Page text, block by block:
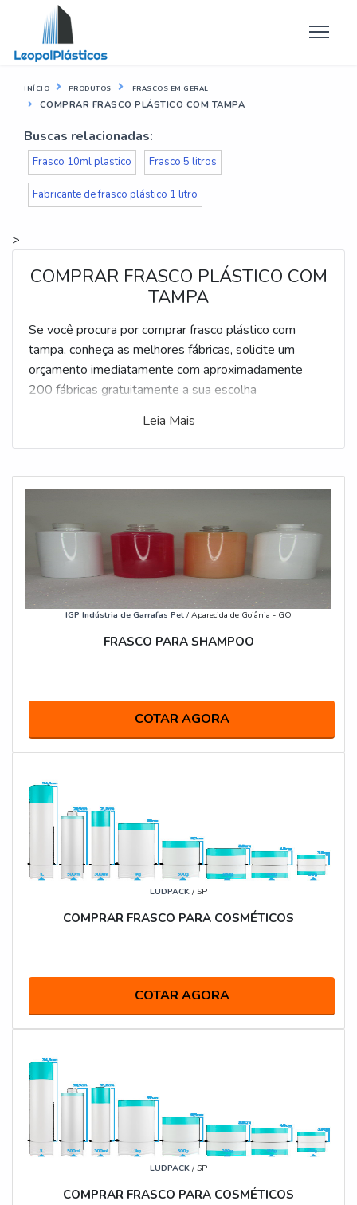
INÍCIO PRODUTOS FRASCOS EM GERAL
COMPRAR FRASCO PLÁSTICO COM TAMPA
Buscas relacionadas:
Frasco 10ml plastico Frasco 5 litros
Fabricante de frasco plástico 1 litro
>
COMPRAR FRASCO PLÁSTICO COM
TAMPA
Se você procura por comprar frasco plástico com
tampa, conheça as melhores fábricas, solicite um
orçamento imediatamente com aproximadamente
200 fábricas gratuitamente a sua escolha
Leia Mais
IGP Indústria de Garrafas Pet / Aparecida de Goiânia - GO
FRASCO PARA SHAMPOO
COTAR AGORA
LUDPACK / SP
COMPRAR FRASCO PARA COSMÉTICOS
COTAR AGORA
LUDPACK / SP
COMPRAR FRASCO PARA COSMÉTICOS